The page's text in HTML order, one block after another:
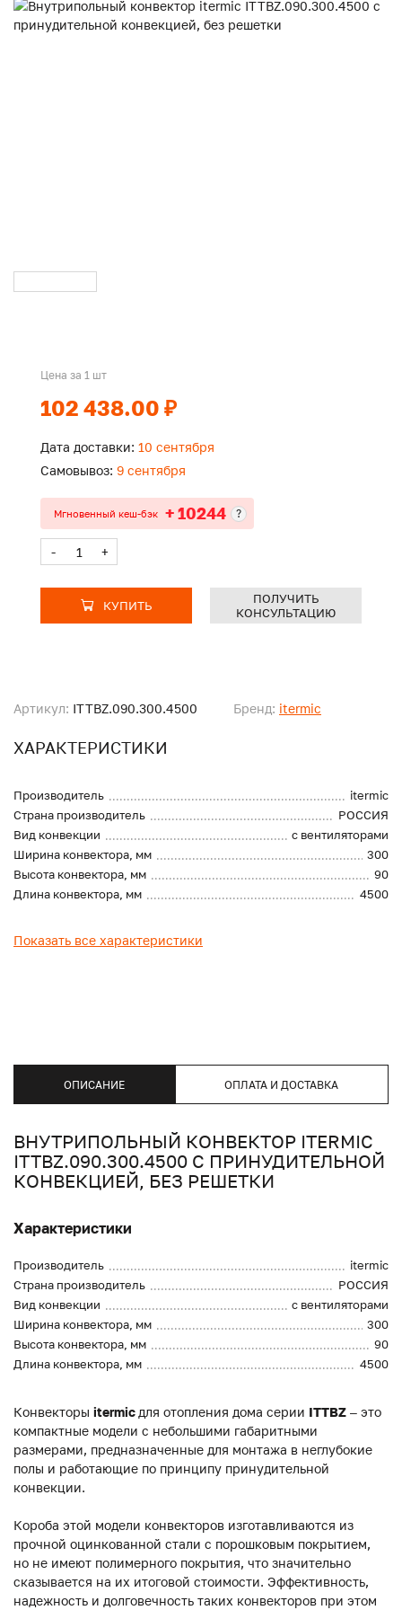
Артикул: ITTBZ.090.300.4500 Бренд: itermic
ХАРАКТЕРИСТИКИ
Производитель
itermic
Страна производитель
РОССИЯ
Вид конвекции
с вентиляторами
Ширина конвектора, мм
300
Высота конвектора, мм
90
Длина конвектора, мм
4500
Показать все характеристики
Цена за 1 шт
102 438.00 ₽
Дата доставки: 10 сентября
Самовывоз: 9 сентября
Мгновенный кеш-бэк + 10244 ?
- +
КУПИТЬ
ПОЛУЧИТЬ
КОНСУЛЬТАЦИЮ
ОПИСАНИЕ ОПЛАТА И ДОСТАВКА
ВНУТРИПОЛЬНЫЙ КОНВЕКТОР ITERMIC
ITTBZ.090.300.4500 С ПРИНУДИТЕЛЬНОЙ
КОНВЕКЦИЕЙ, БЕЗ РЕШЕТКИ
Характеристики
Производитель
itermic
Страна производитель
РОССИЯ
Вид конвекции
с вентиляторами
Ширина конвектора, мм
300
Высота конвектора, мм
90
Длина конвектора, мм
4500
Конвекторы itermic для отопления дома серии ITTBZ – это
компактные модели с небольшими габаритными
размерами, предназначенные для монтажа в неглубокие
полы и работающие по принципу принудительной
конвекции.
Короба этой модели конвекторов изготавливаются из
прочной оцинкованной стали с порошковым покрытием,
но не имеют полимерного покрытия, что значительно
сказывается на их итоговой стоимости. Эффективность,
надежность и долговечность таких конвекторов при этом